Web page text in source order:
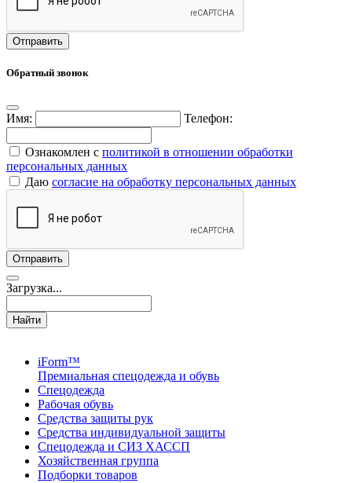
Обратный звонок
Имя: Телефон:
Ознакомлен с политикой в отношении обработки
персональных данных
Даю согласие на обработку персональных данных
Загрузка...
Найти
iForm™
Премиальная спецодежда и обувь
Спецодежда
Рабочая обувь
Средства защиты рук
Средства индивидуальной защиты
Спецодежда и СИЗ ХАССП
Хозяйственная группа
Подборки товаров